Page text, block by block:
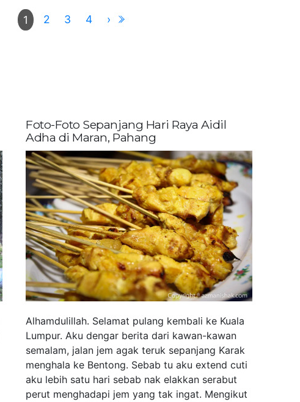
1 2 3 4 ›
Foto-Foto Sepanjang Hari Raya Aidil
Adha di Maran, Pahang
Alhamdulillah. Selamat pulang kembali ke Kuala
Lumpur. Aku dengar berita dari kawan-kawan
semalam, jalan jem agak teruk sepanjang Karak
menghala ke Bentong. Sebab tu aku extend cuti
aku lebih satu hari sebab nak elakkan serabut
perut menghadapi jem yang tak ingat. Mengikut